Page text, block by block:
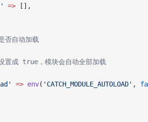
=> [],
否自动加载
成 true，模块会自动全部加载
=> env( 'CATCH_MODULE_AUTOLOAD' ,